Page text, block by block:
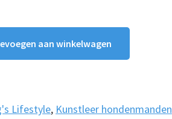
aan winkelwagen
Lifestyle, Kunstleer hondenmanden